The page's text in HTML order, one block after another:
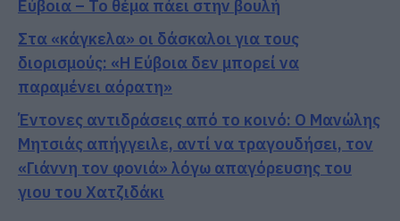
Εύβοια – Το θέμα πάει στην βουλή
Στα «κάγκελα» οι δάσκαλοι για τους
διορισμούς: «Η Εύβοια δεν μπορεί να
παραμένει αόρατη»
Έντονες αντιδράσεις από το κοινό: Ο Μανώλης
Μητσιάς απήγγειλε, αντί να τραγουδήσει, τον
«Γιάννη τον φονιά» λόγω απαγόρευσης του
γιου του Χατζιδάκι